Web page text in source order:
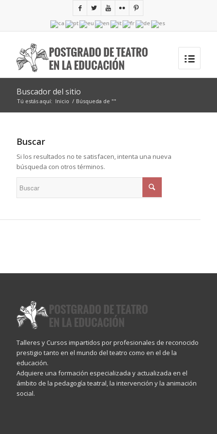
Buscador del sitio
Tú estás aquí: Inicio / Búsqueda de ""
Buscar
Si los resultados no te satisfacen, intenta una nueva
búsqueda con otros términos.
Talleres y Cursos impartidos por profesionales de reconocido
prestigio tanto en el mundo del teatro como en el de la
educación.
Adquiere una formación especializada y actualizada en el
ámbito de la pedagogía teatral, la intervención y la animación
social.